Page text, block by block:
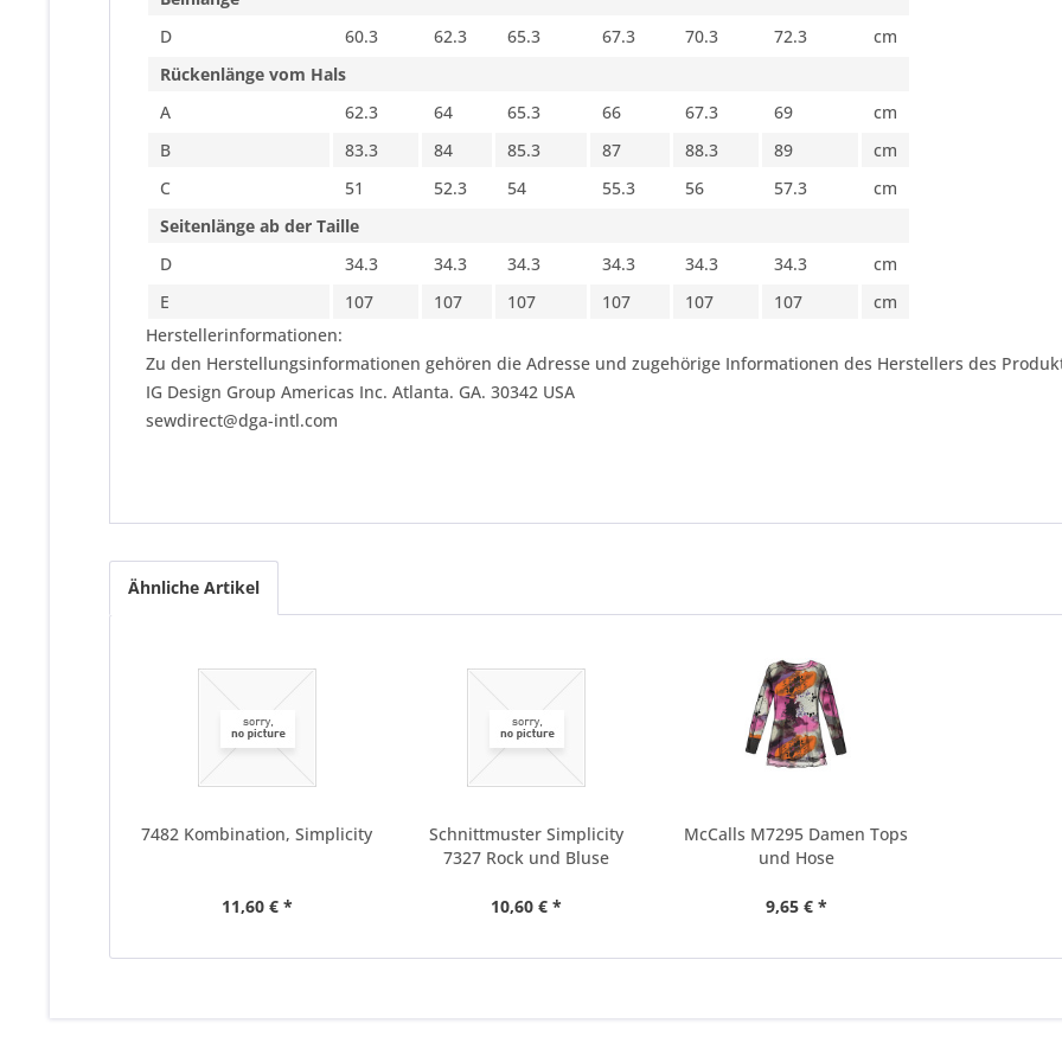
D
60.3 62.3 65.3 67.3 70.3 72.3
cm
Rückenlänge vom Hals
A
62.3 64 65.3 66 67.3 69
cm
B
83.3 84 85.3 87 88.3 89
cm
C
51 52.3 54 55.3 56 57.3
cm
Seitenlänge ab der Taille
D
34.3 34.3 34.3 34.3 34.3 34.3
cm
E
107 107 107 107 107 107
cm
Herstellerinformationen:
Zu den Herstellungsinformationen gehören die Adresse und zugehörige Informationen des Herstellers des
IG Design Group Americas Inc. Atlanta. GA. 30342 USA
sewdirect@dga-intl.com
Ähnliche Artikel
7482 Kombination, Simplicity
11,60 € *
Schnittmuster Simplicity
7327 Rock und Bluse
10,60 € *
McCalls M7295 Damen Tops
und Hose
9,65 € *